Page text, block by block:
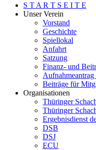
S T A R T S E I T E
Unser Verein
Vorstand
Geschichte
Spiellokal
Anfahrt
Satzung
Finanz- und
Beiträge für
Organisationen
Thüringer
Thüringer
Ergebnisdienst
DSB
DSJ
ECU